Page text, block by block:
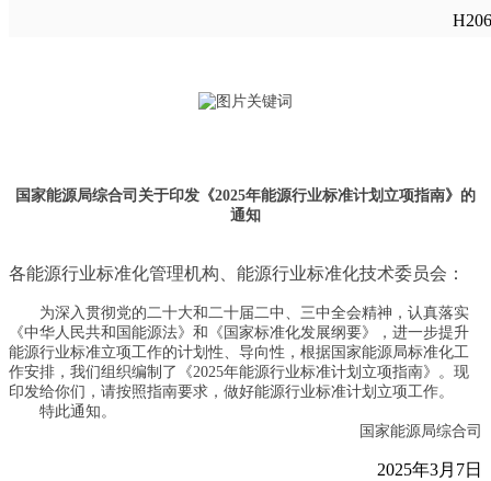
国家能源局综合司关于印发《2025年能源行业标准计划立项指南》的
通知
各能源行业标准化管理机构、能源行业标准化技术委员会：
为深入贯彻党的二十大和二十届二中、三中全会精神，认真落实
《中华人民共和国能源法》和《国家标准化发展纲要》，进一步提升
能源行业标准立项工作的计划性、导向性，根据国家能源局标准化工
作安排，我们组织编制了《2025年能源行业标准计划立项指南》。现
印发给你们，请按照指南要求，做好能源行业标准计划立项工作。
特此通知。
国家能源局综合司
2025年3月7日